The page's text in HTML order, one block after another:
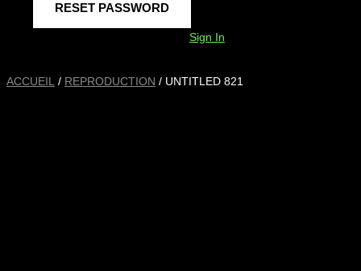
Sign In
ACCUEIL / REPRODUCTION / UNTITLED 821